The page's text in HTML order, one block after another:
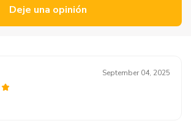
Deje una opinión
September 04, 2025